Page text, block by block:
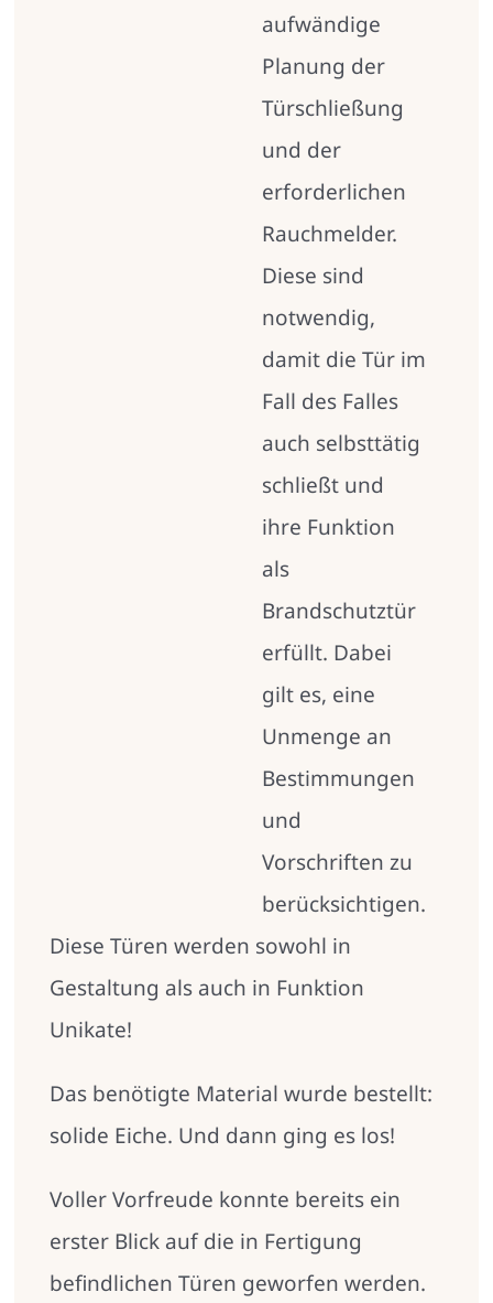
aufwändige
Planung der
Türschließung
und der
erforderlichen
Rauchmelder.
Diese sind
notwendig,
damit die Tür im
Fall des Falles
auch selbsttätig
schließt und
ihre Funktion
als
Brandschutztür
erfüllt. Dabei
gilt es, eine
Unmenge an
Bestimmungen
und
Vorschriften zu
berücksichtigen.
Diese Türen werden sowohl in
Gestaltung als auch in Funktion
Unikate!
Das benötigte Material wurde bestellt:
solide Eiche. Und dann ging es los!
Voller Vorfreude konnte bereits ein
erster Blick auf die in Fertigung
befindlichen Türen geworfen werden.